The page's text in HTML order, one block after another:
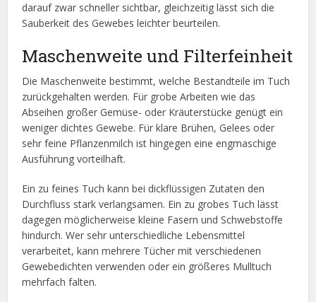
darauf zwar schneller sichtbar, gleichzeitig lässt sich die
Sauberkeit des Gewebes leichter beurteilen.
Maschenweite und Filterfeinheit
Die Maschenweite bestimmt, welche Bestandteile im Tuch
zurückgehalten werden. Für grobe Arbeiten wie das
Abseihen großer Gemüse- oder Kräuterstücke genügt ein
weniger dichtes Gewebe. Für klare Brühen, Gelees oder
sehr feine Pflanzenmilch ist hingegen eine engmaschige
Ausführung vorteilhaft.
Ein zu feines Tuch kann bei dickflüssigen Zutaten den
Durchfluss stark verlangsamen. Ein zu grobes Tuch lässt
dagegen möglicherweise kleine Fasern und Schwebstoffe
hindurch. Wer sehr unterschiedliche Lebensmittel
verarbeitet, kann mehrere Tücher mit verschiedenen
Gewebedichten verwenden oder ein größeres Mulltuch
mehrfach falten.